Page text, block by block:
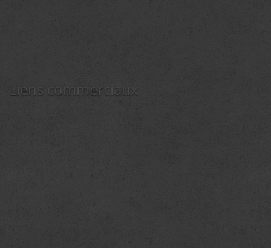
Liens commerciaux